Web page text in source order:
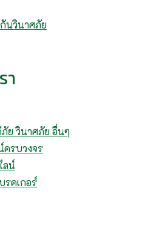
นวินาศภัย
ย วินาศภัย อื่นๆ
รบวงจร
ลน์
รคเกอร์